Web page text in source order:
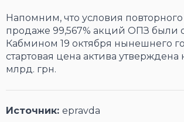
Напомним, что условия
продаже 99,567% акций ОПЗ были
Кабмином 19 октября нынешнего
стартовая цена актива утверждена
млрд. грн.
Источник: epravda